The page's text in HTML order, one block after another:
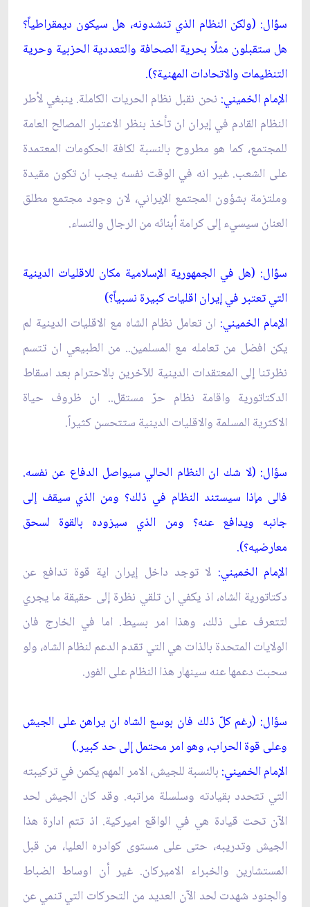
سؤال: (ولكن النظام الذي تنشدونه، هل سيكون ديمقراطياً؟
هل ستقبلون مثلًا بحرية الصحافة والتعددية الحزبية وحرية
التنظيمات والاتحادات المهنية؟).
الإمام الخميني: نحن نقبل نظام الحريات الكاملة. ينبغي لأطر
النظام القادم في إيران ان تأخذ بنظر الاعتبار المصالح العامة
للمجتمع، كما هو مطروح بالنسبة لكافة الحكومات المعتمدة
على الشعب. غير انه في الوقت نفسه يجب ان تكون مقيدة
وملتزمة بشؤون المجتمع الإيراني، لان وجود مجتمع مطلق
العنان سيسي‏ء إلى كرامة أبنائه من الرجال والنساء.
سؤال: (هل في الجمهورية الإسلامية مكان للاقليات الدينية
التي تعتبر في إيران اقليات كبيرة نسبياً؟)
الإمام الخميني: ان تعامل نظام الشاه مع الاقليات الدينية لم
يكن افضل من تعامله مع المسلمين.. من الطبيعي ان تتسم
نظرتنا إلى المعتقدات الدينية للآخرين بالاحترام بعد اسقاط
الدكتاتورية واقامة نظام حرّ مستقل.. ان ظروف حياة
الاكثرية المسلمة والاقليات الدينية ستتحسن كثيراً.
سؤال: (لا شك ان النظام الحالي سيواصل الدفاع عن نفسه.
فالى مإذا سيستند النظام في ذلك؟ ومن الذي سيقف إلى
جانبه ويدافع عنه؟ ومن الذي سيزوده بالقوة لسحق
معارضيه؟).
الإمام الخميني: لا توجد داخل إيران اية قوة تدافع عن
دكتاتورية الشاه، اذ يكفي ان تلقي نظرة إلى حقيقة ما يجري
لتتعرف على ذلك، وهذا امر بسيط. اما في الخارج فان
الولايات المتحدة بالذات هي التي تقدم الدعم لنظام الشاه، ولو
سحبت دعمها عنه سينهار هذا النظام على الفور.
سؤال: (رغم كلّ ذلك فان بوسع الشاه ان يراهن على الجيش
وعلى قوة الحراب، وهو امر محتمل إلى حد كبير.)
الإمام الخميني: بالنسبة للجيش، الامر المهم يكمن في تركيبته
التي تتحدد بقيادته وسلسلة مراتبه. وقد كان الجيش لحد
الآن تحت قيادة هي في الواقع اميركية. اذ تتم ادارة هذا
الجيش وتدريبه، حتى على مستوى كوادره العليا، من قبل
المستشارين والخبراء الاميركان. غير أن اوساط الضباط
والجنود شهدت لحد الآن العديد من التحركات التي تنمي عن